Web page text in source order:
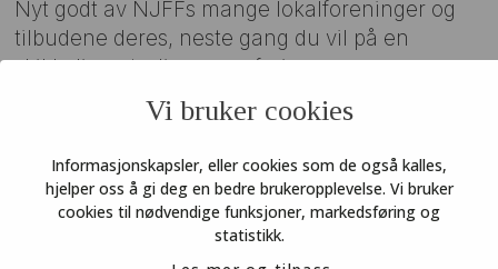
Vi bruker cookies
Informasjonskapsler, eller cookies som de også kalles,
hjelper oss å gi deg en bedre brukeropplevelse. Vi bruker
cookies til nødvendige funksjoner, markedsføring og
statistikk.
Nyt godt av NJFFs mange lokalforeninger og
tilbudene deres, neste gang du vil på en
skikkelig naturlig norgesferie.